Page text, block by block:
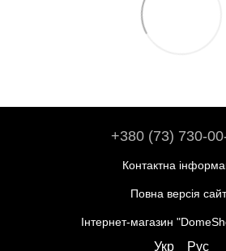
+380 (73) 730-
Контактна
Повна версія
Інтернет-магазин
Укр Рус